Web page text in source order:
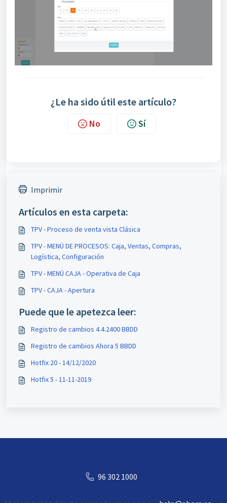
¿Le ha sido útil este artículo?
No Sí
Imprimir
Artículos en esta carpeta:
TPV - Proceso de venta vista Clásica
TPV - MENÚ DE PROCESOS: Caja, Ventas, Compras,
Logística, Configuración
TPV - MENÚ CAJA - Operativa de Caja
TPV - CAJA - Apertura
Puede que le apetezca leer:
Registro de cambios 4.4.2400 BBDD
Registro de cambios Ahora 5 BBDD
Hotfix 20 - 14/12/2020
Hotfix 5 - 11-11-2019
96 302 1000